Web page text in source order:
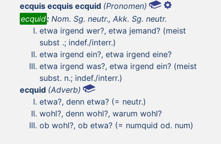
ecquis ecquis ecquid (Pronomen)
ecquid: Nom. Sg. neutr., Akk. Sg. neutr.
etwa irgend wer?, etwa jemand? (meist
subst .; indef./interr.)
etwa irgend ein?, etwa irgend eine?
etwa irgend was?, etwa irgend ein? (meist
subst. n.; indef./interr.)
ecquid (Adverb)
etwa?, denn etwa? (= neutr.)
wohl?, denn wohl?, warum wohl?
ob wohl?, ob etwa? (= numquid od. num)